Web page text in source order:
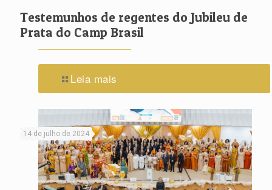
Testemunhos de regentes do Jubileu de
Prata do Camp Brasil
Leia mais
14 de julho de 2024